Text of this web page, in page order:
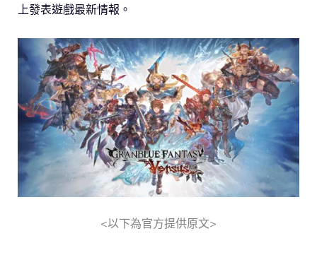
上發表遊戲最新情報。
<以下為官方提供原文>